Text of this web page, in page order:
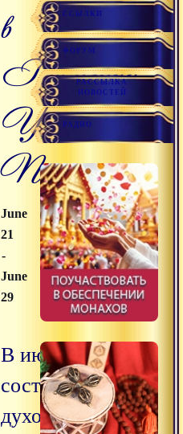
в
Германии,
Украине,
Польше
June
21
-
June
29
В июне
состоятся
духовные
ССЫЛКИ
ФОРУМ
РАССЫЛКА
НОВОСТЕЙ
РАДИО